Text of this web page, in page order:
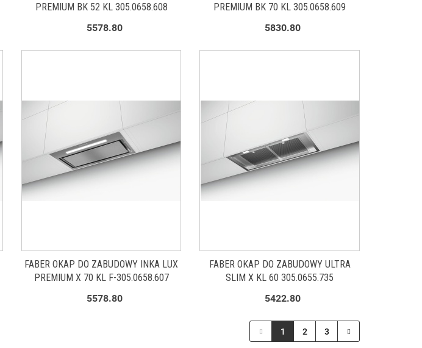
PREMIUM BK 52 KL 305.0658.608
5578.80
PREMIUM BK 70 KL 305.0658.609
5830.80
FABER OKAP DO ZABUDOWY INKA LUX
PREMIUM X 70 KL F-305.0658.607
5578.80
FABER OKAP DO ZABUDOWY ULTRA
SLIM X KL 60 305.0655.735
5422.80
1 2 3